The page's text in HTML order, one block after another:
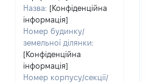
Назва: [Конфіденційна
інформація]
Номер будинку/
земельної ділянки:
[Конфіденційна
інформація]
Номер корпусу/секції/